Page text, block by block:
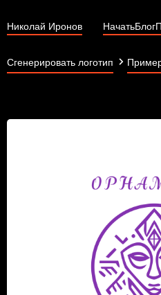
Николай Иронов НачатьБлог
Сгенерировать логотип